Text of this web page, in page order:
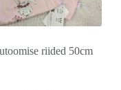
riided 50cm